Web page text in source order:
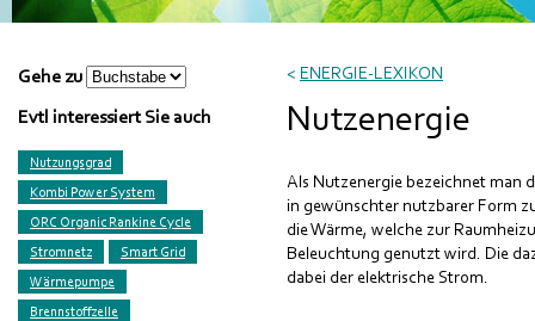
Gehe zu
Evtl interessiert Sie auch
Nutzungsgrad
Kombi Power System
ORC Organic Rankine Cycle
Stromnetz
Smart Grid
Wärmepumpe
Brennstoffzelle
< ENERGIE-LEXIKON
Nutzenergie
Als Nutzenergie bezeichnet man
in gewünschter nutzbarer Form
die Wärme, welche zur
Beleuchtung genutzt wird. Die
dabei der elektrische Strom.